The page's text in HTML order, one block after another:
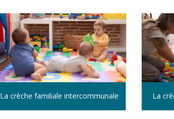
La crèche familiale intercommunale La